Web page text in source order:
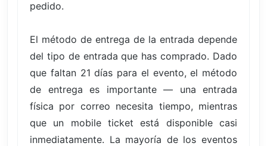
pedido.
El método de entrega de la entrada depende
del tipo de entrada que has comprado. Dado
que faltan 21 días para el evento, el método
de entrega es importante — una entrada
física por correo necesita tiempo, mientras
que un mobile ticket está disponible casi
inmediatamente. La mayoría de los eventos